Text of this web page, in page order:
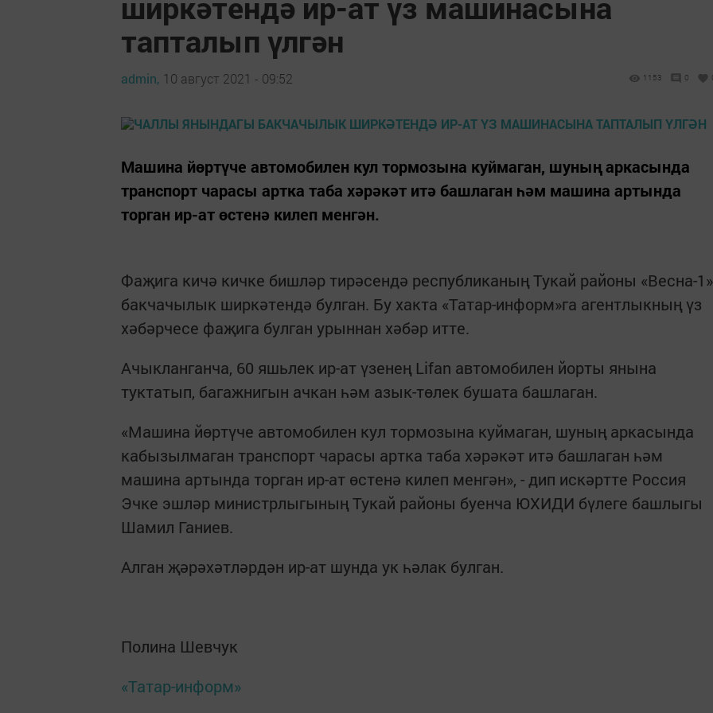
тапталып үлгән
admin, 10 август 2021 - 09:52 1153 0
Машина йөртүче автомобилен кул тормозына куймаган, шуның аркасында
транспорт чарасы артка таба хәрәкәт итә башлаган һәм машина артында
торган ир-ат өстенә килеп менгән.
Фаҗига кичә кичке бишләр тирәсендә республиканың Тукай районы «Весна-1»
бакчачылык ширкәтендә булган. Бу хакта «Татар-информ»га агентлыкның үз
хәбәрчесе фаҗига булган урыннан хәбәр итте.
Ачыкланганча, 60 яшьлек ир-ат үзенең Lifan автомобилен йорты янына
туктатып, багажнигын ачкан һәм азык-төлек бушата башлаган.
«Машина йөртүче автомобилен кул тормозына куймаган, шуның аркасында
кабызылмаган транспорт чарасы артка таба хәрәкәт итә башлаган һәм
машина артында торган ир-ат өстенә килеп менгән», - дип искәртте Россия
Эчке эшләр министрлыгының Тукай районы буенча ЮХИДИ бүлеге башлыгы
Шамил Ганиев.
Алган җәрәхәтләрдән ир-ат шунда ук һәлак булган.
Полина Шевчук
«Татар-информ»